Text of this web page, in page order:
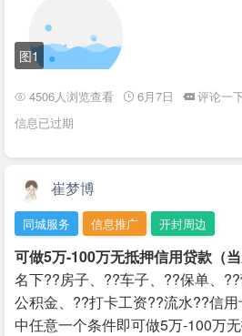
图1
4506人浏览查看 6月7日
评论一
信息已过期
崔梦博
同城服务 信息推广 开封周边
名下??房子、??车子、??保单、
公积金、??打卡工资??流水??信
中任意一个条件即可做5万-100万